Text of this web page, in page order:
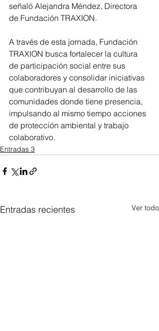
señaló Alejandra Méndez, Directora
de Fundación TRAXION.
A través de esta jornada, Fundación
TRAXION busca fortalecer la cultura
de participación social entre sus
colaboradores y consolidar iniciativas
que contribuyan al desarrollo de las
comunidades donde tiene presencia,
impulsando al mismo tiempo acciones
de protección ambiental y trabajo
colaborativo.
Entradas 3
Entradas recientes Ver todo